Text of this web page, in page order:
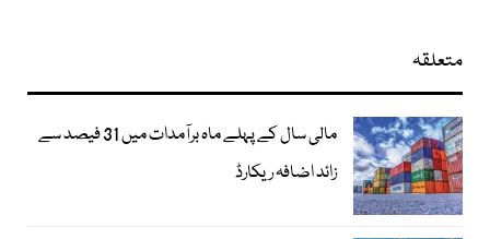
متعلقہ
مالی سال کے پہلے ماہ برآمدات میں 31 فیصد سے
زائد اضافہ ریکارڈ